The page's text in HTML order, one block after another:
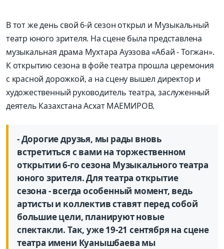
В тот же день свой 6-й сезон открыл и Музыкальный
театр юного зрителя. На сцене была представлена
музыкальная драма Мухтара Ауэзова «Абай - Тогжан».
К открытию сезона в фойе театра прошла церемония
с красной дорожкой, а на сцену вышел директор и
художественный руководитель театра, заслуженный
деятель Казахстана Асхат МАЕМИРОВ.
- Дорогие друзья, мы рады вновь
встретиться с вами на торжественном
открытии 6-го сезона Музыкального театра
юного зрителя. Для театра открытие
сезона - всегда особенный момент, ведь
артисты и коллектив ставят перед собой
большие цели, планируют новые
спектакли. Так, уже 19-21 сентября на сцене
театра имени Куанышбаева мы